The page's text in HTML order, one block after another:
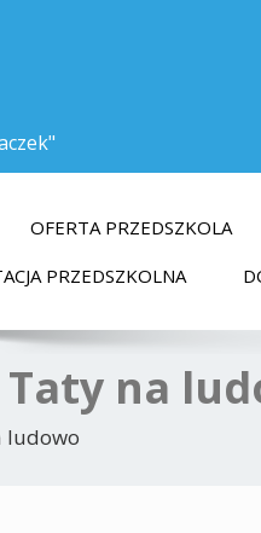
OFERTA PRZEDSZKOLA
PRZEDSZKOLNA
na
ludowo